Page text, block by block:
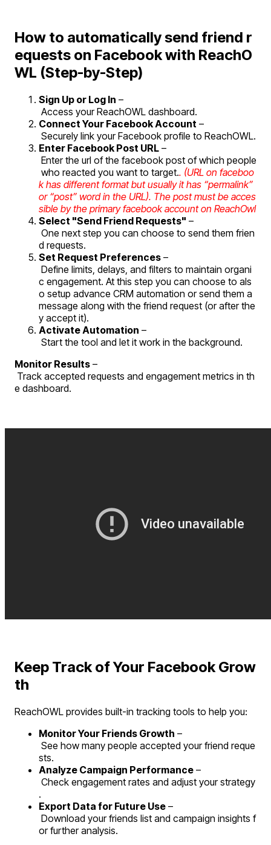
How to automatically send friend r
equests on Facebook with ReachO
WL (Step-by-Step)
Sign Up or Log In –
Access your ReachOWL dashboard.
Connect Your Facebook Account –
Securely link your Facebook profile to ReachOWL.
Enter Facebook Post URL –
Enter the url of the facebook post of which people
who reacted you want to target.. (URL on faceboo
k has different format but usually it has “permalink”
or “post” word in the URL). The post must be acces
sible by the primary facebook account on ReachOwl
Select "Send Friend Requests" –
One next step you can choose to send them frien
d requests.
Set Request Preferences –
Define limits, delays, and filters to maintain organi
c engagement. At this step you can choose to als
o setup advance CRM automation or send them a
message along with the friend request (or after the
y accept it).
Activate Automation –
Start the tool and let it work in the background.
Monitor Results –
Track accepted requests and engagement metrics in th
e dashboard.
Keep Track of Your Facebook Grow
th
ReachOWL provides built-in tracking tools to help you:
Monitor Your Friends Growth –
See how many people accepted your friend reque
sts.
Analyze Campaign Performance –
Check engagement rates and adjust your strategy
.
Export Data for Future Use –
Download your friends list and campaign insights f
or further analysis.